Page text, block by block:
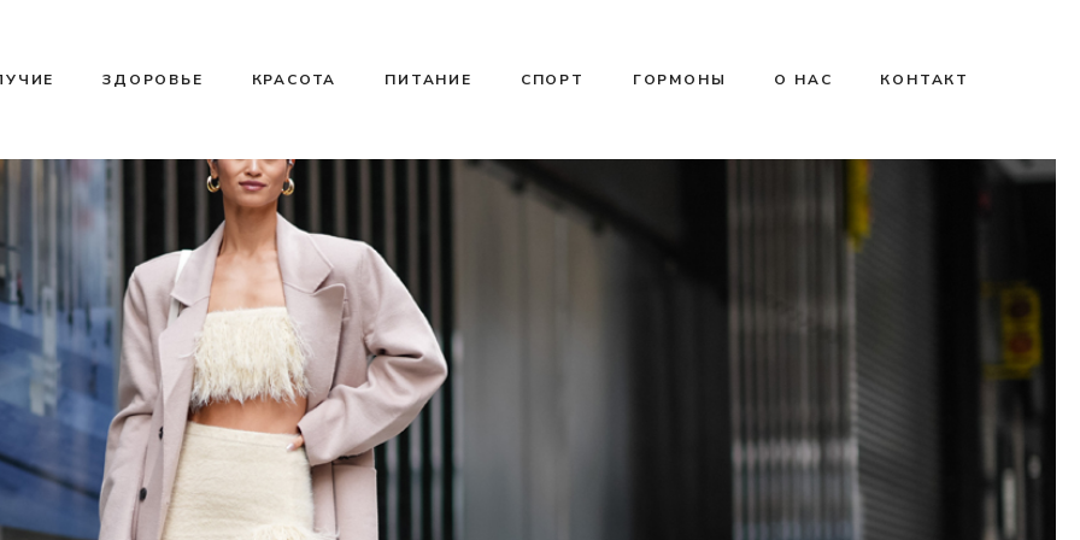
ЗДОРОВЬЕ КРАСОТА ПИТАНИЕ СПОРТ ГОРМОНЫ О НАС КОНТАКТ